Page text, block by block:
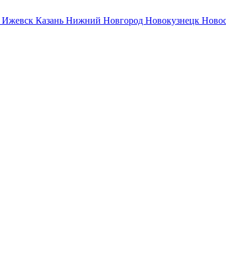
Ижевск Казань Нижний Новгород Новокузнецк